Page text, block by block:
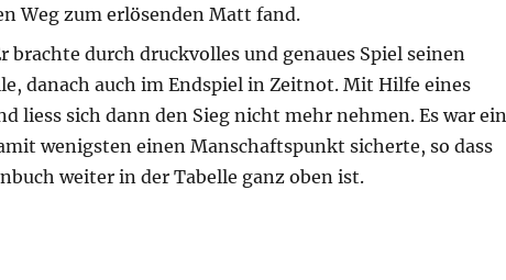
Weg zum erlösenden Matt fand.
brachte durch druckvolles und genaues Spiel seinen
danach auch im Endspiel in Zeitnot. Mit Hilfe eines
liess sich dann den Sieg nicht mehr nehmen. Es war ein
wenigsten einen Manschaftspunkt sicherte, so dass
weiter in der Tabelle ganz oben ist.